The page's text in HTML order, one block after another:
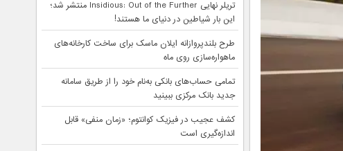
تریلر نهایی Insidious: Out of the Further منتشر شد؛
این بار شیاطین در دنیای ما هستند!
طرح بلندپروازانه ایلان ماسک برای ساخت کارخانه‌های
ماهواره‌سازی روی ماه
تمامی حساب‌های بانکی به‌نام خود را از طریق سامانه
جدید بانک مرکزی ببینید
کشف عجیب در فیزیک کوانتوم؛ «زمان منفی» قابل
اندازه‌گیری است